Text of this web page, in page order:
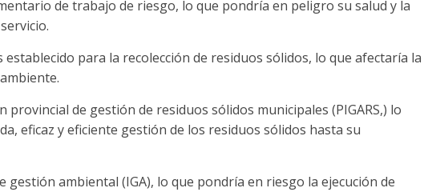
de trabajo de riesgo, lo que pondría en peligro su salud y la
para la recolección de residuos sólidos, lo que afectaría la
de gestión de residuos sólidos municipales (PIGARS,) lo
eficaz y eficiente gestión de los residuos sólidos hasta su
ambiental (IGA), lo que pondría en riesgo la ejecución de